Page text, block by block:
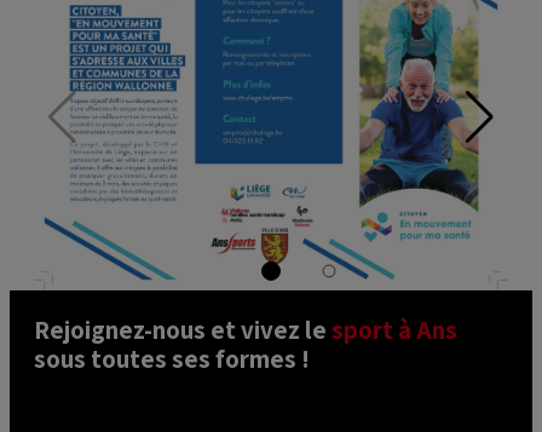
Rejoignez-nous et vivez le sport à Ans
sous toutes ses formes !